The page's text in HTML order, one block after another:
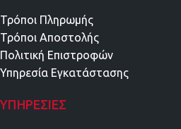
Τρόποι Πληρωμής
Τρόποι Αποστολής
Πολιτική Επιστροφών
Υπηρεσία Εγκατάστασης
ΥΠΗΡΕΣΊΕΣ